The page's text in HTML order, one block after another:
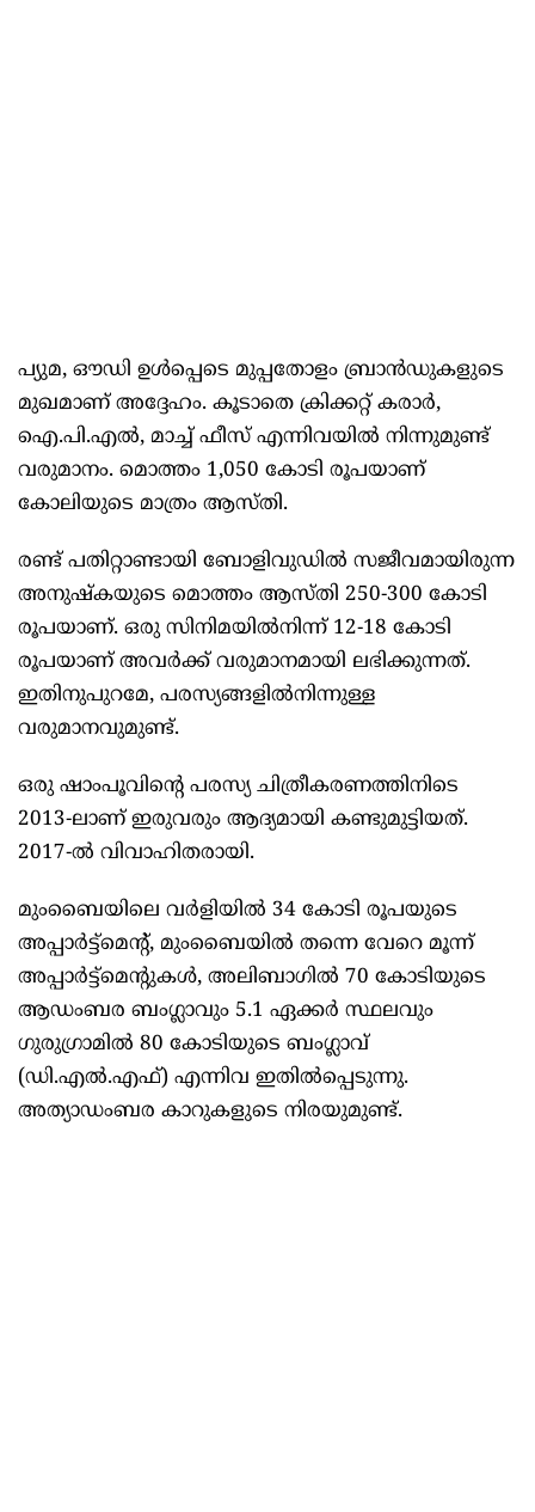
പ്യുമ, ഔഡി ഉൾപ്പെടെ മുപ്പതോളം ബ്രാൻഡുകളുടെ
മുഖമാണ് അദ്ദേഹം. കൂടാതെ ക്രിക്കറ്റ് കരാർ,
ഐ.പി.എൽ, മാച്ച് ഫീസ് എന്നിവയിൽ നിന്നുമുണ്ട്
വരുമാനം. മൊത്തം 1,050 കോടി രൂപയാണ്
കോലിയുടെ മാത്രം ആസ്തി.
രണ്ട് പതിറ്റാണ്ടായി ബോളിവുഡിൽ സജീവമായിരുന്ന
അനുഷ്‌കയുടെ മൊത്തം ആസ്തി 250-300 കോടി
രൂപയാണ്. ഒരു സിനിമയിൽനിന്ന് 12-18 കോടി
രൂപയാണ് അവർക്ക് വരുമാനമായി ലഭിക്കുന്നത്.
ഇതിനുപുറമേ, പരസ്യങ്ങളിൽനിന്നുള്ള
വരുമാനവുമുണ്ട്.
ഒരു ഷാംപൂവിന്റെ പരസ്യ ചിത്രീകരണത്തിനിടെ
2013-ലാണ് ഇരുവരും ആദ്യമായി കണ്ടുമുട്ടിയത്.
2017-ൽ വിവാഹിതരായി.
മുംബൈയിലെ വർളിയിൽ 34 കോടി രൂപയുടെ
അപ്പാർട്ട്‌മെന്റ്, മുംബൈയിൽ തന്നെ വേറെ മൂന്ന്
അപ്പാർട്ട്‌മെന്റുകൾ, അലിബാഗിൽ 70 കോടിയുടെ
ആഡംബര ബംഗ്ലാവും 5.1 ഏക്കർ സ്ഥലവും
ഗുരുഗ്രാമിൽ 80 കോടിയുടെ ബംഗ്ലാവ്
(ഡി.എൽ.എഫ്) എന്നിവ ഇതിൽപ്പെടുന്നു.
അത്യാഡംബര കാറുകളുടെ നിരയുമുണ്ട്.